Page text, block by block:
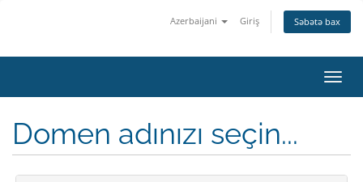
Azerbaijani Giriş Səbətə bax
Domen adınızı seçin...